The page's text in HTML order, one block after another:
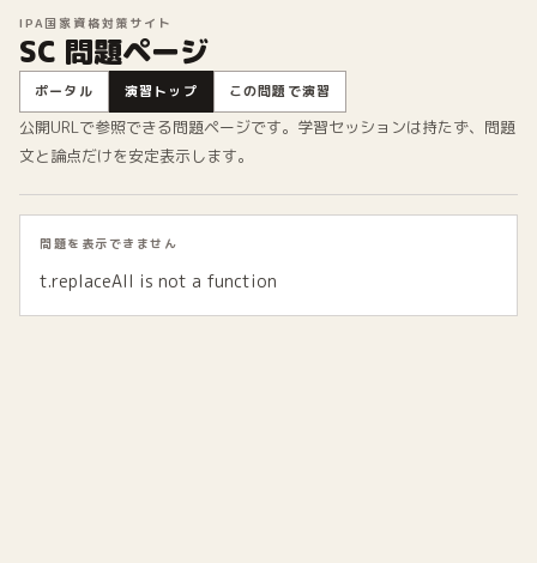
IPA国家資格対策サイト
SC 問題ページ
ポータル 演習トップ この問題で演習
公開URLで参照できる問題ページです。学習セッションは持たず、問題
文と論点だけを安定表示します。
問題を表示できません
t.replaceAll is not a function